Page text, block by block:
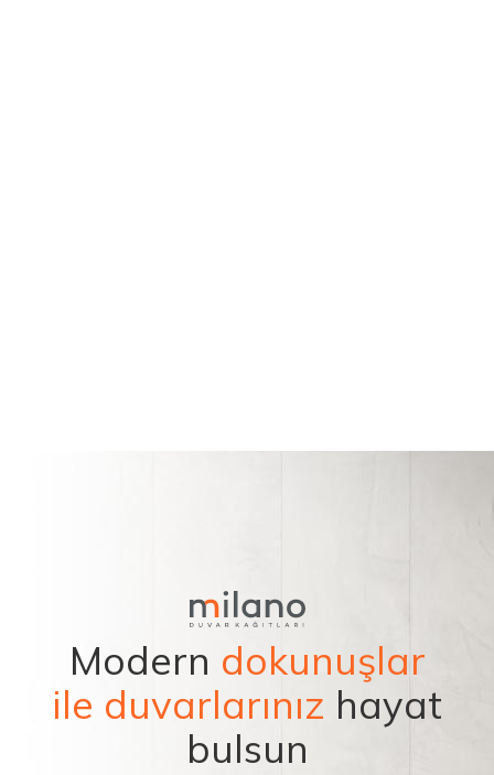
Modern dokunuşlar
ile duvarlarınız hayat
bulsun